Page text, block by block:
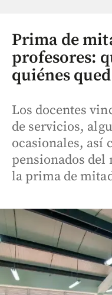
Prima de
profesores:
quiénes
Los docentes
de servicios,
ocasionales, así
pensionados
la prima de